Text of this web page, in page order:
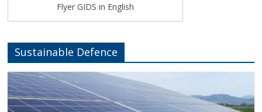
Flyer GIDS in English
Sustainable Defence